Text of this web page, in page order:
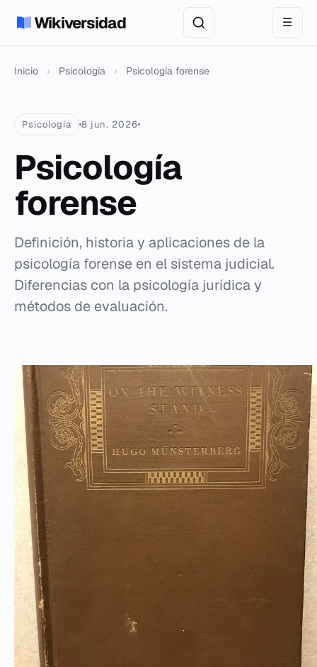
Wikiversidad ☰
Inicio › Psicología › Psicología forense
Psicología 8 jun. 2026
Psicología
forense
Definición, historia y aplicaciones de la
psicología forense en el sistema judicial.
Diferencias con la psicología jurídica y
métodos de evaluación.